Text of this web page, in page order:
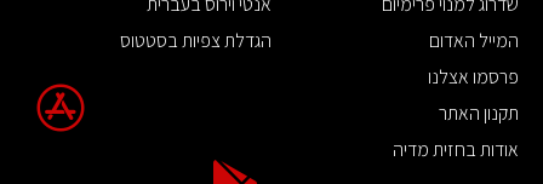
המייל האדום
פרסמו אצלנו
תקנון האתר
אודות בחזית מדיה
הגדלת צפיות בסטטוס